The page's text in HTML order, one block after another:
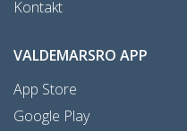
Kontakt
VALDEMARSRO APP
App Store
Google Play